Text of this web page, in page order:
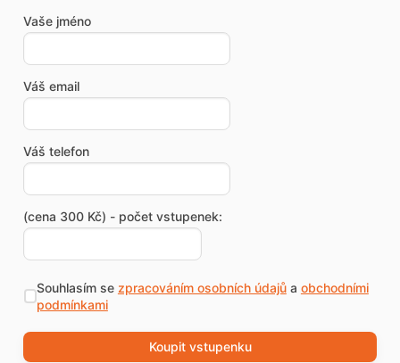
Vaše jméno
Váš email
Váš telefon
(cena 300 Kč) - počet vstupenek:
Souhlasím se zpracováním osobních údajůa obchodními
podmínkami
Koupit vstupenku